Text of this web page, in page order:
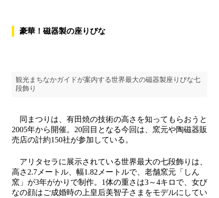
豪華！磁器製の座りびな
観光まちなかガイドが案内する世界最大の磁器製座りびな七
段飾り
同まつりは、有田焼の技術の高さを知ってもらおうと
2005年から開催。20回目となる今回は、窯元や陶磁器販
売店の計約150社が参加している。
アリタセラに展示されている世界最大の七段飾りは、
高さ2.7メートル、幅1.82メートルで、老舗窯元「しん
窯」が3年がかりで制作。1体の重さは3～4キロで、女び
なの顔はご成婚時の上皇后美智子さまをモデルにしてい